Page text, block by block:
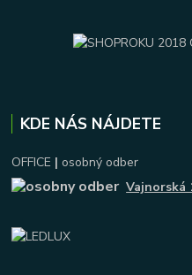
KDE NÁS NÁJDETE
OFFICE | osobný odber
Vajnorská